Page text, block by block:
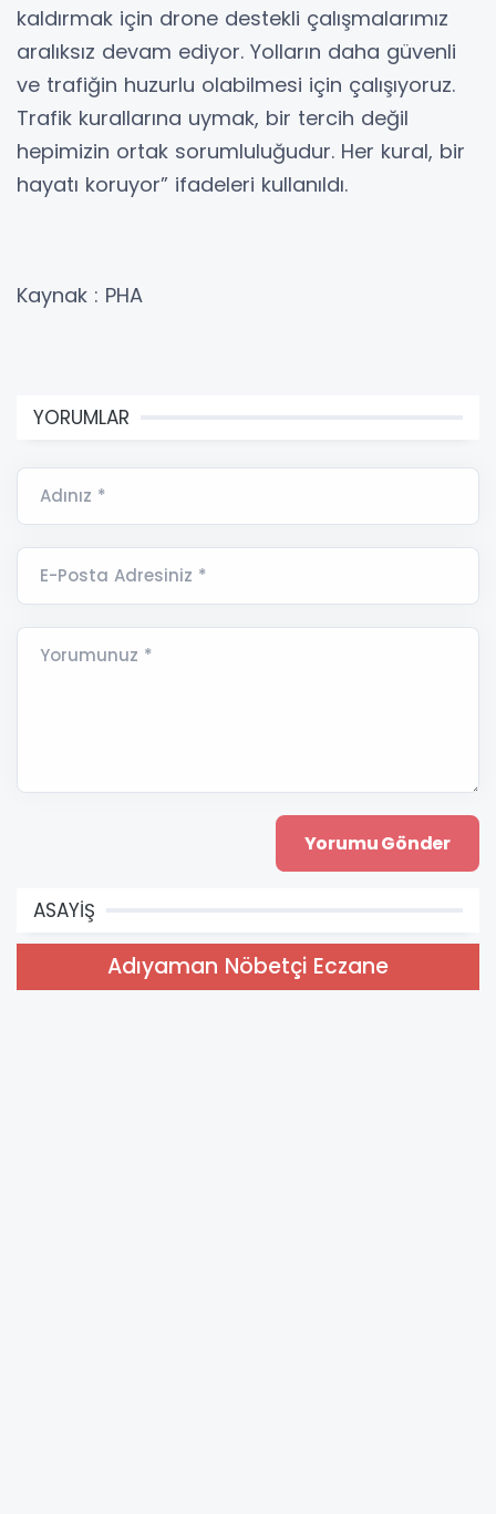
kaldırmak için drone destekli çalışmalarımız
aralıksız devam ediyor. Yolların daha güvenli
ve trafiğin huzurlu olabilmesi için çalışıyoruz.
Trafik kurallarına uymak, bir tercih değil
hepimizin ortak sorumluluğudur. Her kural, bir
hayatı koruyor” ifadeleri kullanıldı.
Kaynak : PHA
YORUMLAR
Adınız *
E-Posta Adresiniz *
Yorumunuz *
ASAYİŞ
Adıyaman Nöbetçi Eczane